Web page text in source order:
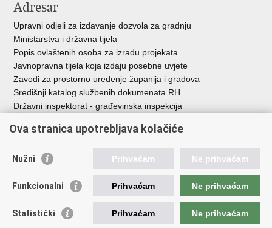
Adresar
Upravni odjeli za izdavanje dozvola za gradnju
Ministarstva i državna tijela
Popis ovlaštenih osoba za izradu projekata
Javnopravna tijela koja izdaju posebne uvjete
Zavodi za prostorno uređenje županija i gradova
Središnji katalog službenih dokumenata RH
Državni inspektorat - građevinska inspekcija
Vlada Republike Hrvatske
Agencija za pravni promet i posredovanje nekretninama
Fond za zaštitu okoliša i energetsku učinkovitost
Ova stranica upotrebljava kolačiće
Nužni Prihvaćam Ne prihvaćam
Funkcionalni Prihvaćam Ne prihvaćam
Statistički Prihvaćam Ne prihvaćam